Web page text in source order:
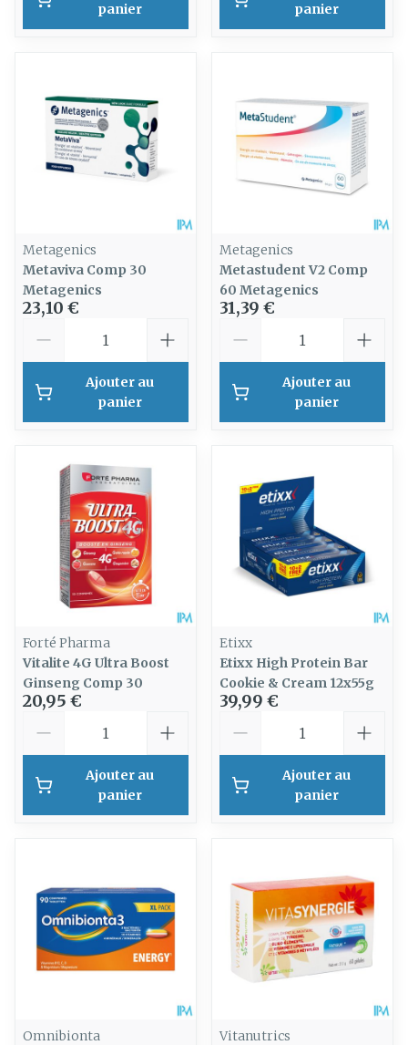
panier
panier
Metagenics
Metaviva Comp 30
Metagenics
23,10 €
Ajouter au
panier
Metagenics
Metastudent V2 Comp
60 Metagenics
31,39 €
Ajouter au
panier
Forté Pharma
Vitalite 4G Ultra Boost
Ginseng Comp 30
20,95 €
Ajouter au
panier
Etixx
Etixx High Protein Bar
Cookie & Cream 12x55g
39,99 €
Ajouter au
panier
Omnibionta
Vitanutrics